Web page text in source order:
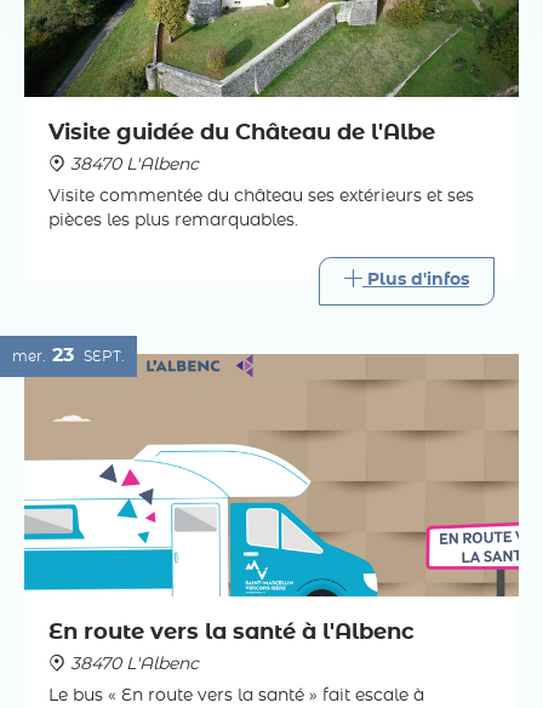
Visite guidée du Château de l'Albe
38470 L'Albenc
Visite commentée du château ses extérieurs et ses
pièces les plus remarquables.
Plus d'infos
mer. 23 SEPT.
En route vers la santé à l'Albenc
38470 L'Albenc
Le bus « En route vers la santé » fait escale à